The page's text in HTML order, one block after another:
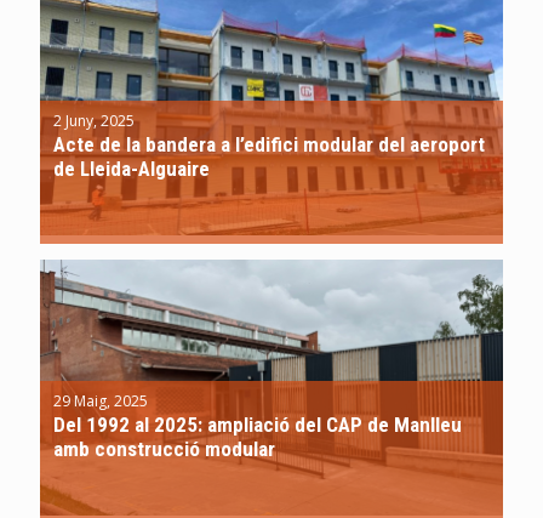
2 Juny, 2025
Acte de la bandera a l’edifici modular del aeroport
de Lleida-Alguaire
29 Maig, 2025
Del 1992 al 2025: ampliació del CAP de Manlleu
amb construcció modular